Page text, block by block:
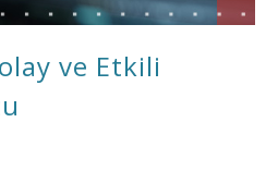
ve Etkili